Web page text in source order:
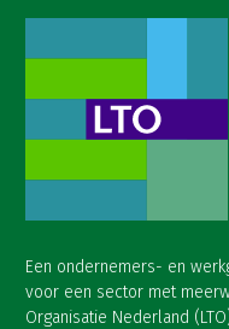
Een ondernemers- en
voor een sector met
Organisatie Nederland